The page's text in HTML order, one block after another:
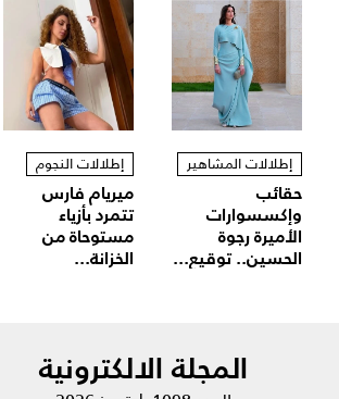
إطلالات المشاهير
حقائب
وإكسسوارات
الأميرة رجوة
الحسين.. توقيع...
إطلالات النجوم
ميريام فارس
تتمرد بأزياء
مستوحاة من
الخزانة...
المجلة الالكترونية